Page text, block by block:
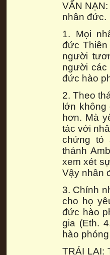
VẤN
nhân đức.
1. Mọi
đức
người
người các
đức hào
2. Theo
lớn
hơn. Mà
tác với
chứng tỏ
thánh
xem xét
Vậy nhân
3. Chính
cho họ
đức hào
gia (Eth.
hào
TRÁI LẠI: